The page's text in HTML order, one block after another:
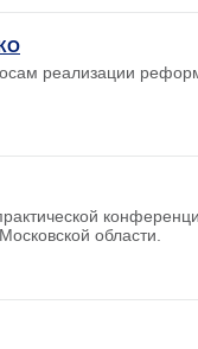
реализации
области.